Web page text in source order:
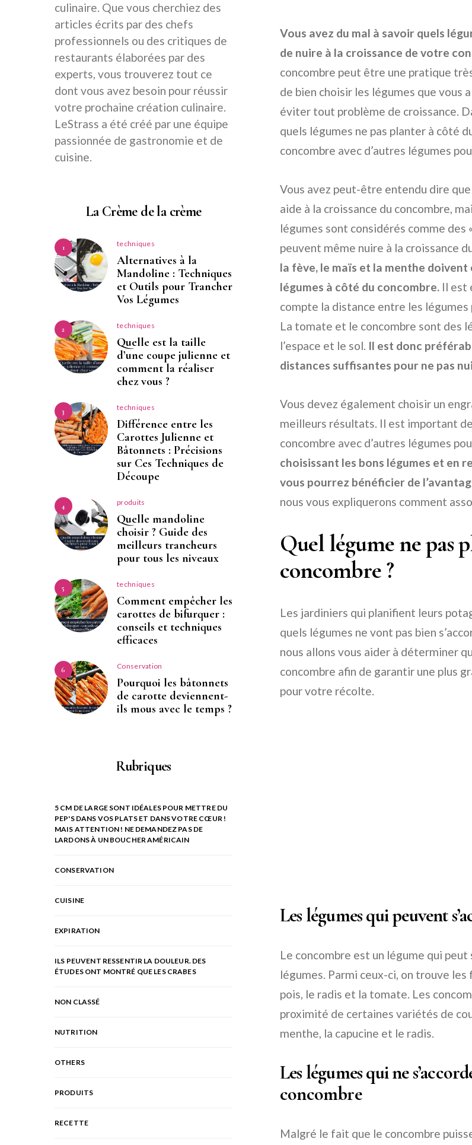
Vous avez du mal à savoir quels
de nuire à la croissance de votre
concombre peut être une pratique
de bien choisir les légumes que vous
éviter tout problème de croissance.
quels légumes ne pas planter à côté
concombre avec d’autres légumes
Vous avez peut-être entendu dire
aide à la croissance du concombre,
légumes sont considérés comme des
peuvent même nuire à la croissance
la fève, le maïs et la menthe
légumes à côté du concombre. Il est
compte la distance entre les
La tomate et le concombre sont des
l’espace et le sol. Il est donc
distances suffisantes pour ne pas
Vous devez également choisir un
meilleurs résultats. Il est important
concombre avec d’autres légumes
choisissant les bons légumes et en
vous pourrez bénéficier de
nous vous expliquerons comment
Quel légume ne pas
concombre ?
Les jardiniers qui planifient leurs
quels légumes ne vont pas bien
nous allons vous aider à déterminer
concombre afin de garantir une plus
pour votre récolte.
Les légumes qui peuvent
Le concombre est un légume qui
légumes. Parmi ceux-ci, on trouve
pois, le radis et la tomate. Les
proximité de certaines variétés de
menthe, la capucine et le radis.
Les légumes qui ne
concombre
Malgré le fait que le concombre
culinaire. Que vous cherchiez des
articles écrits par des chefs
professionnels ou des critiques de
restaurants élaborées par des
experts, vous trouverez tout ce
dont vous avez besoin pour réussir
votre prochaine création culinaire.
LeStrass a été créé par une équipe
passionnée de gastronomie et de
cuisine.
La Crème de la crème
1 techniques
Alternatives à la
Mandoline : Techniques
et Outils pour Trancher
Vos Légumes
2 techniques
Quelle est la taille
d’une coupe julienne et
comment la réaliser
chez vous ?
3 techniques
Différence entre les
Carottes Julienne et
Bâtonnets : Précisions
sur Ces Techniques de
Découpe
4 produits
Quelle mandoline
choisir ? Guide des
meilleurs trancheurs
pour tous les niveaux
5 techniques
Comment empêcher les
carottes de bifurquer :
conseils et techniques
efficaces
6 Conservation
Pourquoi les bâtonnets
de carotte deviennent-
ils mous avec le temps ?
Rubriques
5 CM DE LARGE SONT IDÉALES POUR METTRE DU
PEP'S DANS VOS PLATS ET DANS VOTRE CŒUR !
MAIS ATTENTION ! NE DEMANDEZ PAS DE
LARDONS À UN BOUCHER AMÉRICAIN
CONSERVATION
CUISINE
EXPIRATION
ILS PEUVENT RESSENTIR LA DOULEUR. DES
ÉTUDES ONT MONTRÉ QUE LES CRABES
NON CLASSÉ
NUTRITION
OTHERS
PRODUITS
RECETTE